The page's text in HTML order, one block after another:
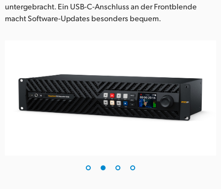
untergebracht. Ein USB-C-Anschluss an der Frontblende
macht Software-Updates besonders bequem.